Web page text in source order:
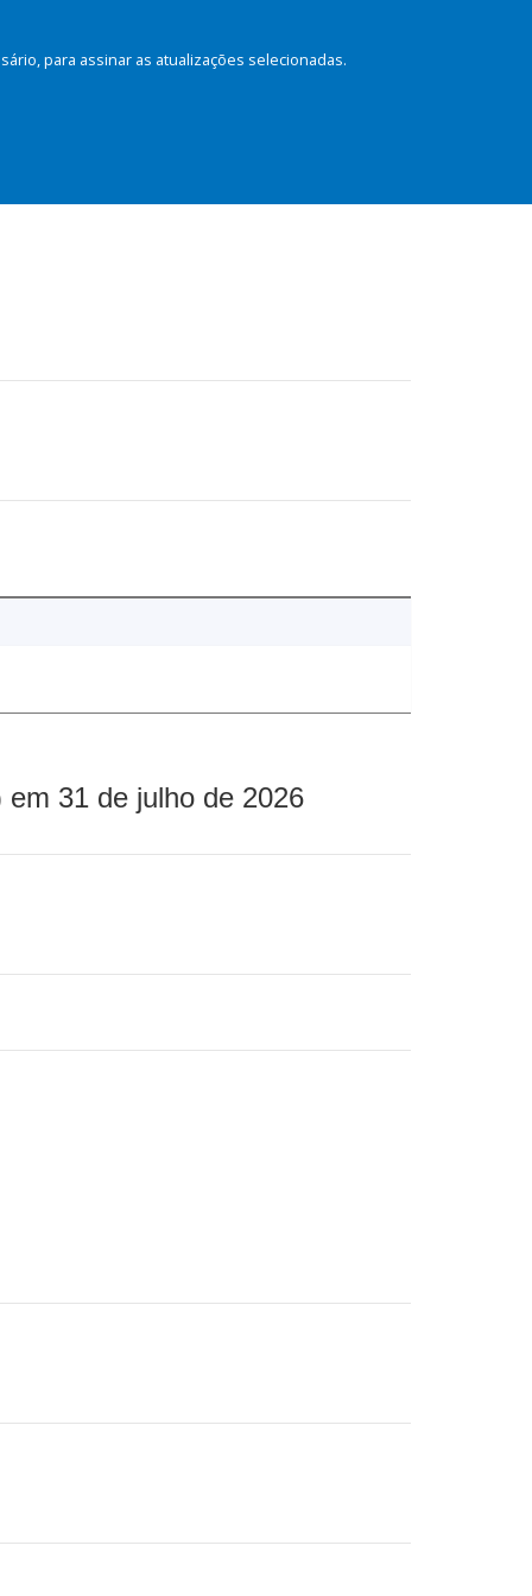
para assinar as atualizações selecionadas.
31 de julho de 2026